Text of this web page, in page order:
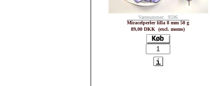
Varenummer: 9596
Miracelperler lilla 8 mm 50 g
89,00 DKK (excl. moms)